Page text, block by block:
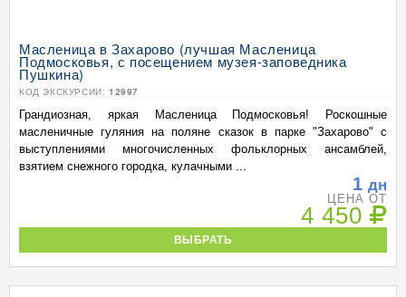
Масленица в Захарово (лучшая Масленица
Подмосковья, с посещением музея-заповедника
Пушкина)
КОД ЭКСКУРСИИ: 12997
Грандиозная, яркая Масленица Подмосковья! Роскошные
масленичные гуляния на поляне сказок в парке "Захарово" с
выступлениями многочисленных фольклорных ансамблей,
взятием снежного городка, кулачными ...
1 дн
ЦЕНА ОТ
4 450
ВЫБРАТЬ